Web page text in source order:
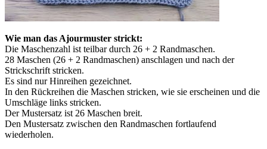
Wie man das Ajourmuster strickt:
Die Maschenzahl ist teilbar durch 26 + 2 Randmaschen.
28 Maschen (26 + 2 Randmaschen) anschlagen und nach der
Strickschrift stricken.
Es sind nur Hinreihen gezeichnet.
In den Rückreihen die Maschen stricken, wie sie erscheinen und die
Umschläge links stricken.
Der Mustersatz ist 26 Maschen breit.
Den Mustersatz zwischen den Randmaschen fortlaufend
wiederholen.